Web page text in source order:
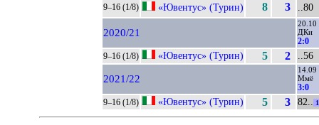
9–16 (1/8) «Ювентус» (Турин) 8 3 ..80
2020/21
20.10
ДКи
2:0
9–16 (1/8) «Ювентус» (Турин) 5 2 ..56
2021/22
14.09
Ммё
3:0
9–16 (1/8) «Ювентус» (Турин) 5 3 82.. 1